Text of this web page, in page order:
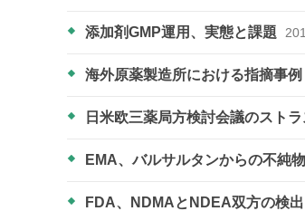
添加剤GMP運用、実態と課題
海外原薬製造所における指摘事例
日米欧三薬局方検討会議のスト
EMA、バルサルタンからの不純
FDA、NDMAとNDEA双方の検